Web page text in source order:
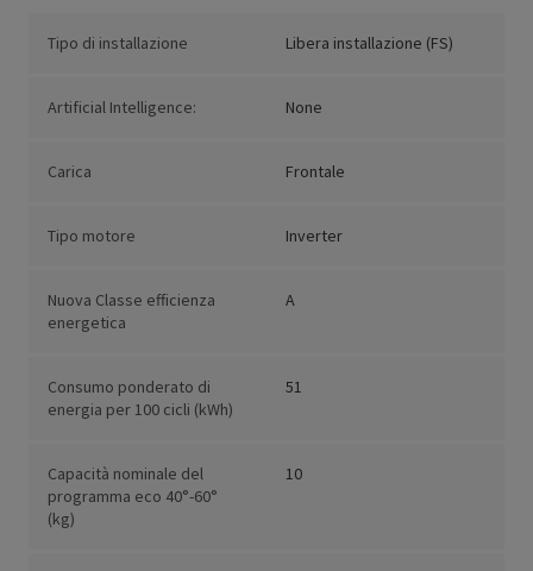
Tipo di installazione Libera installazione (FS)
Artificial Intelligence: None
Carica Frontale
Tipo motore Inverter
Nuova Classe efficienza
energetica
A
Consumo ponderato di
energia per 100 cicli (kWh)
51
Capacità nominale del
programma eco 40°-60°
(kg)
10